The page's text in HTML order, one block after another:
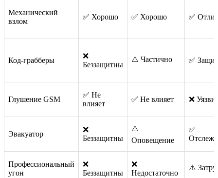
Механический
взлом
✅ Хорошо ✅ Хорошо ✅
Код-грабберы
❌
Беззащитны
⚠️ Частично ✅
Глушение GSM
✅ Не
влияет
✅ Не влияет ❌
Эвакуатор
❌
Беззащитны
⚠️
Оповещение
✅
Профессиональный
угон
❌
Беззащитны
❌
Недостаточно
⚠️